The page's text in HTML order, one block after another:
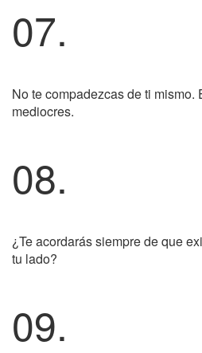
07.
No te compadezcas de ti mismo.
mediocres.
08.
¿Te acordarás siempre de que
tu lado?
09.